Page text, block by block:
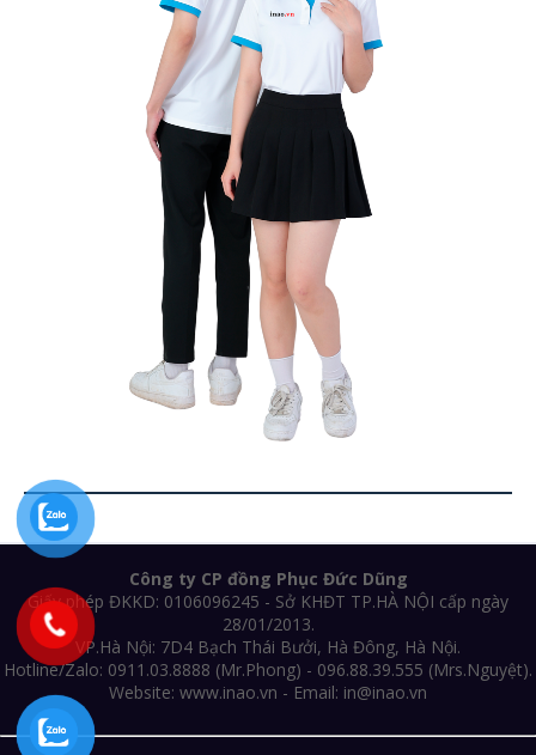
Công ty CP đồng Phục Đức Dũng
Giấy phép ĐKKD: 0106096245 - Sở KHĐT TP.HÀ NỘI cấp ngày
28/01/2013.
VP.Hà Nội: 7D4 Bạch Thái Bưởi, Hà Đông, Hà Nội.
Hotline/Zalo: 0911.03.8888 (Mr.Phong) - 096.88.39.555 (Mrs.Nguyệt).
Website: www.inao.vn - Email: in@inao.vn